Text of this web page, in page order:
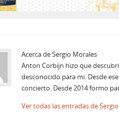
Acerca de Sergio Morales
Anton Corbijn hizo que
desconocido para mi. Desde
concierto. Desde 2014 formo
Ver todas las entradas de